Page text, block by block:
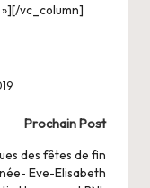
vc_column]
Prochain Post
des fêtes de fin
Eve-Elisabeth